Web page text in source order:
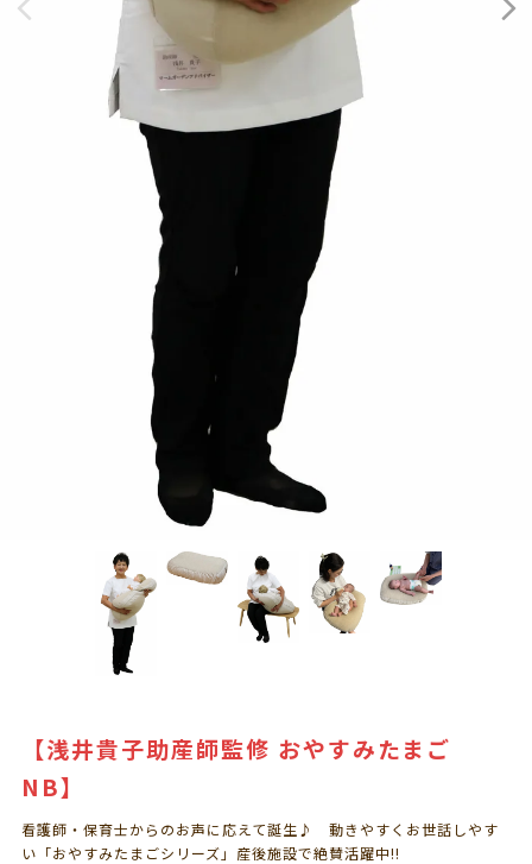
看護師・保育士からのお声に応えて誕生♪ 動きやすくお世話しやす
い「おやすみたまごシリーズ」産後施設で絶賛活躍中!!
【浅井貴子助産師監修 おやすみたまご
NB】